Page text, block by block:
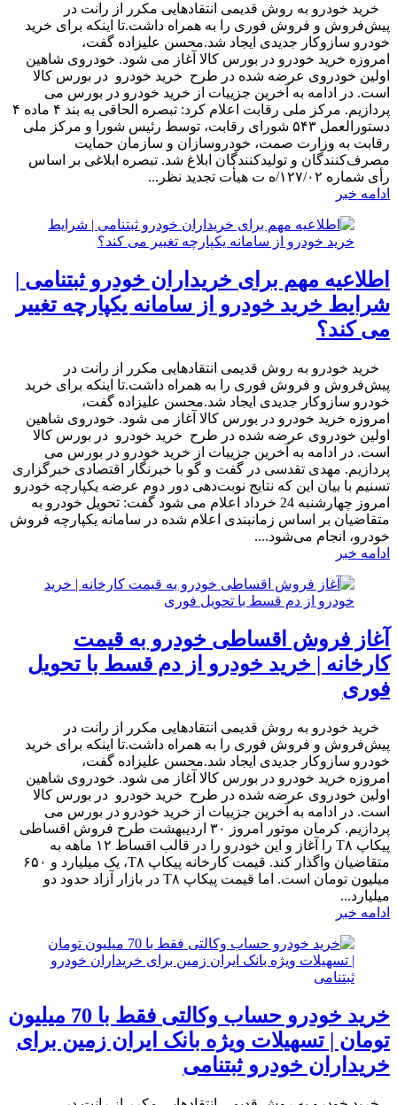
​ خرید خودرو به روش قدیمی انتقادهایی مکرر از رانت در
پیش‌فروش و فروش فوری را به همراه داشت.تا اینکه برای خرید
خودرو سازوکار جدیدی ایجاد شد.محسن علیزاده گفت،
امروزه خرید خودرو در بورس کالا آغاز می شود. خودروی شاهین
اولین خودروی عرضه شده در طرح خرید خودرو در بورس کالا
است. در ادامه به آخرین جزییات از خرید خودرو در بورس می
پردازیم. مرکز ملی رقابت اعلام کرد: تبصره الحاقی به بند ۴ ماده ۴
دستورالعمل ۵۴۳ شورای رقابت، توسط رئیس شورا و مرکز ملی
رقابت به وزارت صمت، خودروسازان و سازمان حمایت
مصرف‌کنندگان و تولیدکنندگان ابلاغ شد. تبصره ابلاغی بر اساس
رأی شماره ۱۲۷/۰۲/ه ت هیأت تجدید نظر...
ادامه خبر
اطلاعیه مهم برای خریداران خودرو ثبتنامی |
شرایط خرید خودرو از سامانه یکپارچه تغییر
می کند؟
​ خرید خودرو به روش قدیمی انتقادهایی مکرر از رانت در
پیش‌فروش و فروش فوری را به همراه داشت.تا اینکه برای خرید
خودرو سازوکار جدیدی ایجاد شد.محسن علیزاده گفت،
امروزه خرید خودرو در بورس کالا آغاز می شود. خودروی شاهین
اولین خودروی عرضه شده در طرح خرید خودرو در بورس کالا
است. در ادامه به آخرین جزییات از خرید خودرو در بورس می
پردازیم. مهدی تقدسی در گفت و گو با خبرنگار اقتصادی خبرگزاری
تسنیم با بیان این که نتایج نوبت‌دهی دور دوم عرضه یکپارچه خودرو
امروز چهارشنبه 24 خرداد اعلام می شود گفت: تحویل خودرو به
متقاضیان بر اساس زمانبندی اعلام شده در سامانه یکپارچه فروش
خودرو، انجام می‌شود....
ادامه خبر
آغاز فروش اقساطی خودرو به قیمت
کارخانه | خرید خودرو از دم قسط با تحویل
فوری
​ خرید خودرو به روش قدیمی انتقادهایی مکرر از رانت در
پیش‌فروش و فروش فوری را به همراه داشت.تا اینکه برای خرید
خودرو سازوکار جدیدی ایجاد شد.محسن علیزاده گفت،
امروزه خرید خودرو در بورس کالا آغاز می شود. خودروی شاهین
اولین خودروی عرضه شده در طرح خرید خودرو در بورس کالا
است. در ادامه به آخرین جزییات از خرید خودرو در بورس می
پردازیم. کرمان موتور امروز ۳۰ اردیبهشت طرح فروش اقساطی
پیکاپ T۸ را آغاز و این خودرو را در قالب اقساط ۱۲ ماهه‌ به
متقاضیان واگذار کند. قیمت کارخانه پیکاپ T۸، یک میلیارد و ۶۵۰
میلیون تومان است. اما قیمت ‌پیکاپ T۸ در بازار آزاد حدود دو
میلیارد...
ادامه خبر
خرید خودرو حساب وکالتی فقط با 70 میلیون
تومان | تسهیلات ویژه بانک ایران زمین برای
خریداران خودرو ثبتنامی